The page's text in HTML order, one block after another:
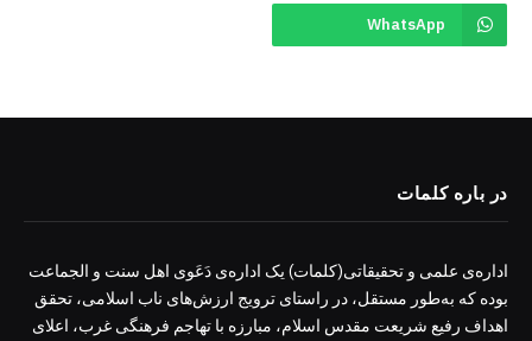
WhatsApp
در باره کلمات
اداره‌ی علمی و تحقیقاتی(کلمات) یک اداره‌ی دَعَوی اهل سنت و الجماعت
بوده که به‌طور مستقل، در راستای ترویج ارزش‌های ناب اسلامی، تحقق
اهداف رفیع شریعت مقدس اسلام، مبارزه با تهاجم فرهنگی غرب، اعلای